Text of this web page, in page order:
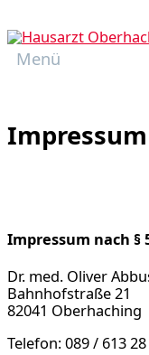
Inhalt
springen
Menü
Menü
Impressum
Impressum nach §
Dr. med. Oliver
Bahnhofstraße 21
82041 Oberhaching
Telefon: 089 / 613